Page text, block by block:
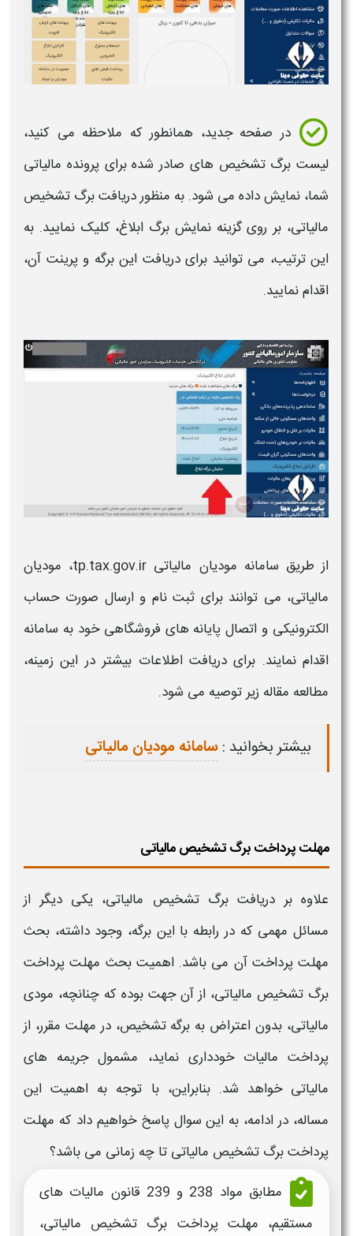
در صفحه جدید، همانطور که ملاحظه می کنید،
لیست برگ تشخیص های صادر شده برای پرونده مالیاتی
شما، نمایش داده می شود. به منظوردریافت برگ تشخیص
مالیاتی، بر روی گزینه نمایش برگ ابلاغ، کلیک نمایید. به
این ترتیب، می توانید برایدریافت این برگه و پرینت آن،
اقدام نمایید.
از طریق سامانه
مودیان مالیاتی tp.tax.gov.ir، مودیان
مالیاتی، می توانند برای ثبت نام و ارسال صورت حساب
الکترونیکی و اتصال پایانه های فروشگاهی خود به سامانه
اقدام نمایند. برای دریافت اطلاعات بیشتر در این زمینه،
مطالعه مقاله زیر توصیه می شود.
بیشتر بخوانید :سامانه مودیان مالیاتی
مهلت پرداخت برگ تشخیص مالیاتی
علاوه بردریافت برگ تشخیص مالیاتی، یکی دیگر از
مسائل مهمی که در رابطه با این برگه، وجود داشته، بحث
مهلت پرداخت آن می باشد. اهمیت بحث مهلت پرداخت
برگ تشخیص مالیاتی، از آن جهت بوده که چنانچه، مودی
مالیاتی، بدون اعتراض به برگه تشخیص، در مهلت مقرر، از
پرداخت مالیات خودداری نماید، مشمول جریمه های
مالیاتی خواهد شد. بنابراین، با توجه به اهمیت این
مساله، در ادامه، به این سوال پاسخ خواهیم داد که مهلت
پرداختبرگ تشخیص مالیاتی تا چه زمانی می باشد؟
مطابق مواد 238 و 239 قانون مالیات های
مستقیم، مهلت پرداخت برگ تشخیص مالیاتی،